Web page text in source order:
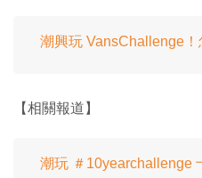
潮興玩 VansChallenge
【相關報道】
潮玩 ＃10yearchallenge